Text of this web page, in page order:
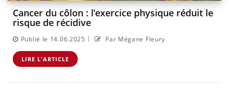
Cancer du côlon : l’exercice physique réduit le
risque de récidive
Publié le 14.06.2025 | Par Mégane Fleury
LIRE L'ARTICLE